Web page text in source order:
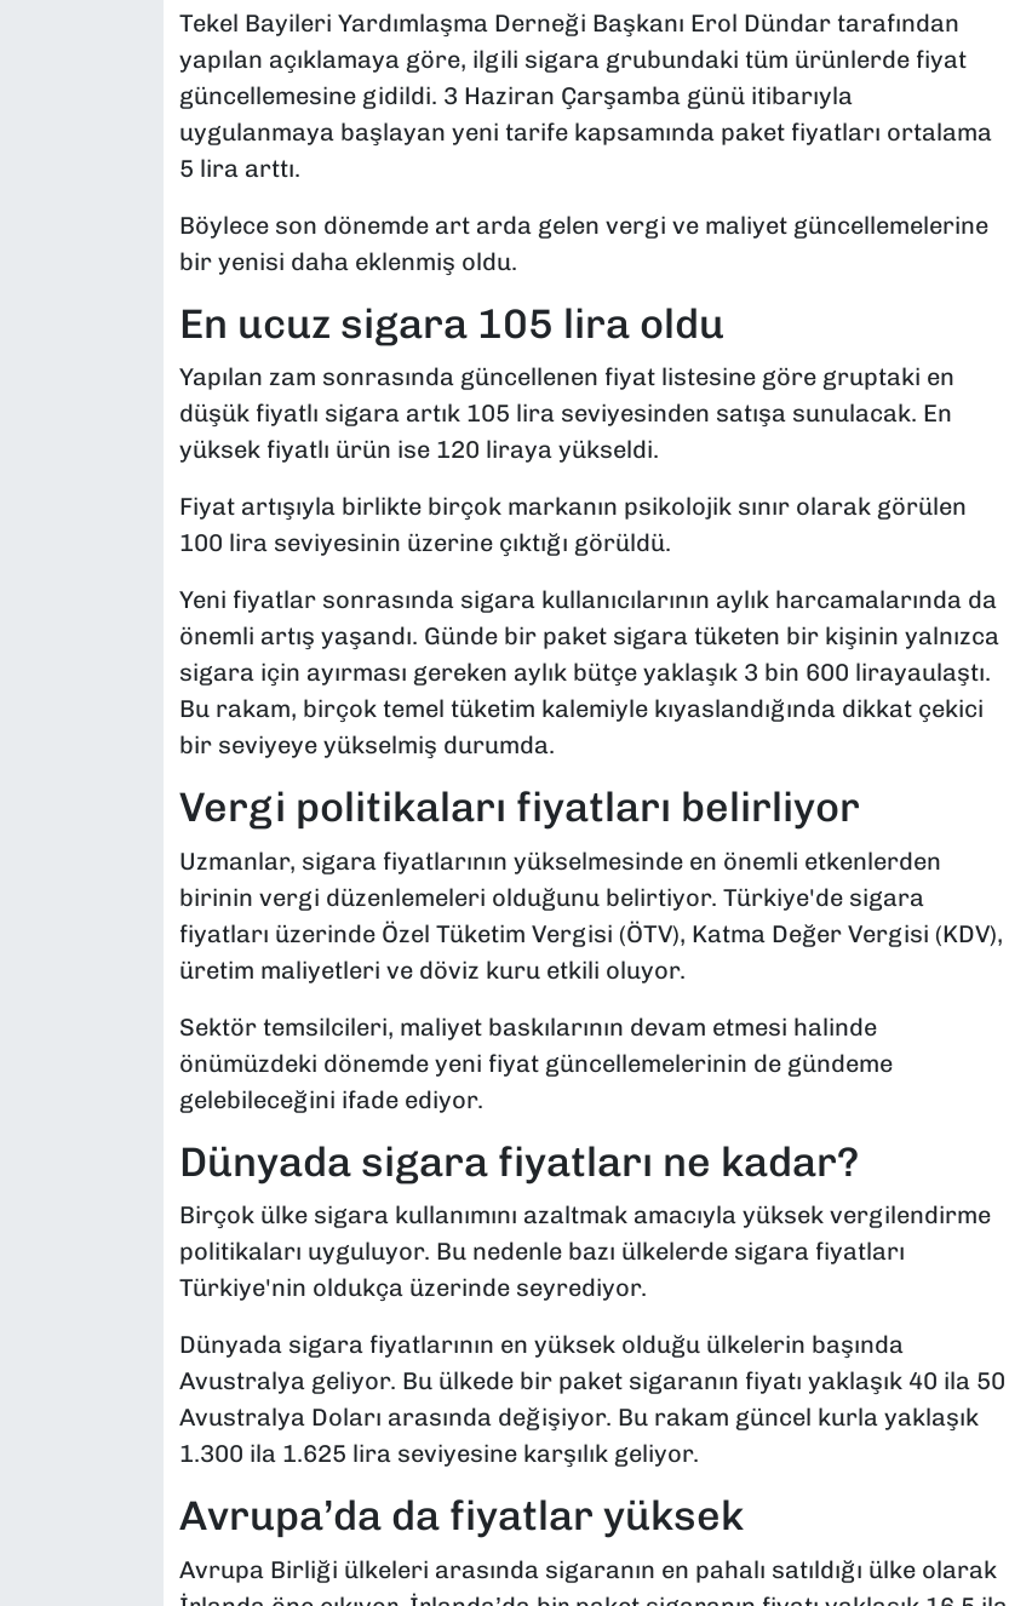
Tekel Bayileri Yardımlaşma Derneği Başkanı Erol Dündar tarafından
yapılan açıklamaya göre, ilgili sigara grubundaki tüm ürünlerde fiyat
güncellemesine gidildi. 3 Haziran Çarşamba günü itibarıyla
uygulanmaya başlayan yeni tarife kapsamında paket fiyatları ortalama
5 lira arttı.
Böylece son dönemde art arda gelen vergi ve maliyet güncellemelerine
bir yenisi daha eklenmiş oldu.
En ucuz sigara 105 lira oldu
Yapılan zam sonrasında güncellenen fiyat listesine göre gruptaki en
düşük fiyatlı sigara artık 105 lira seviyesinden satışa sunulacak. En
yüksek fiyatlı ürün ise 120 liraya yükseldi.
Fiyat artışıyla birlikte birçok markanın psikolojik sınır olarak görülen
100 lira seviyesinin üzerine çıktığı görüldü.
Yeni fiyatlar sonrasında sigara kullanıcılarının aylık harcamalarında da
önemli artış yaşandı. Günde bir paket sigara tüketen bir kişinin yalnızca
sigara için ayırması gereken aylık bütçe yaklaşık 3 bin 600 lirayaulaştı.
Bu rakam, birçok temel tüketim kalemiyle kıyaslandığında dikkat çekici
bir seviyeye yükselmiş durumda.
Vergi politikaları fiyatları belirliyor
Uzmanlar, sigara fiyatlarının yükselmesinde en önemli etkenlerden
birinin vergi düzenlemeleri olduğunu belirtiyor. Türkiye'de sigara
fiyatları üzerinde Özel Tüketim Vergisi (ÖTV), Katma Değer Vergisi (KDV),
üretim maliyetleri ve döviz kuru etkili oluyor.
Sektör temsilcileri, maliyet baskılarının devam etmesi halinde
önümüzdeki dönemde yeni fiyat güncellemelerinin de gündeme
gelebileceğini ifade ediyor.
Dünyada sigara fiyatları ne kadar?
Birçok ülke sigara kullanımını azaltmak amacıyla yüksek vergilendirme
politikaları uyguluyor. Bu nedenle bazı ülkelerde sigara fiyatları
Türkiye'nin oldukça üzerinde seyrediyor.
Dünyada sigara fiyatlarının en yüksek olduğu ülkelerin başında
Avustralya geliyor. Bu ülkede bir paket sigaranın fiyatı yaklaşık 40 ila 50
Avustralya Doları arasında değişiyor. Bu rakam güncel kurla yaklaşık
1.300 ila 1.625 lira seviyesine karşılık geliyor.
Avrupa’da da fiyatlar yüksek
Avrupa Birliği ülkeleri arasında sigaranın en pahalı satıldığı ülke olarak